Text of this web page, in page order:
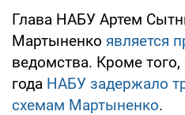
Глава НАБУ Артем
Мартыненко является
ведомства. Кроме
года НАБУ задержало
схемам Мартыненко.